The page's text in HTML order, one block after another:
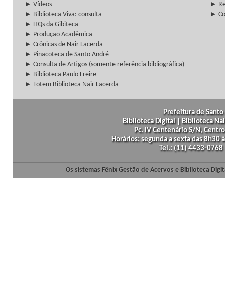
► Vídeos
►
► Biblioteca Viva: consulta
►
► HQs da Gibiteca
► Produção Acadêmica
► Crônicas de Nair Lacerda
► Pinacoteca de Santo André
► Consulta de Artigos (somente referência bibliográfica)
► Biblioteca Paulo Freire
► Totem Biblioteca Nair Lacerda
Prefeitura de
Biblioteca Digital | Biblioteca
Pc. IV Centenário S/N,
Horários: segunda a sexta das
Tel.: (11) 4433-
Os sistemas Fênix Gestão de Acervos e Biblioteca